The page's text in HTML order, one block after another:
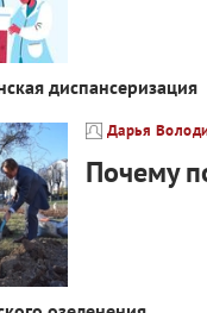
диспансеризация
Дарья
Почему